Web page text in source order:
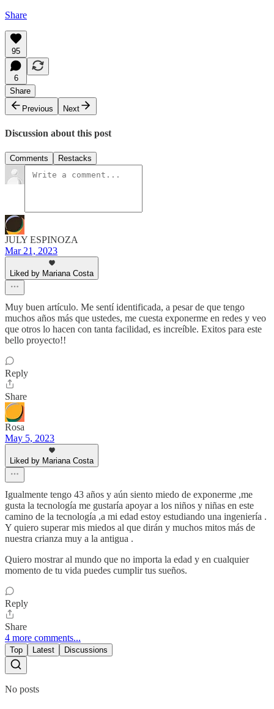
Share
95
6
Share
Previous
Next
Discussion about this post
Comments Restacks
JULY ESPINOZA
Mar 21, 2023
Liked by Mariana Costa
Muy buen artículo. Me sentí identificada, a pesar de que tengo
muchos años más que ustedes, me cuesta exponerme en redes y veo
que otros lo hacen con tanta facilidad, es increíble. Exitos para este
bello proyecto!!
Reply
Share
Rosa
May 5, 2023
Liked by Mariana Costa
Igualmente tengo 43 años y aún siento miedo de exponerme ,me
gusta la tecnología me gustaría apoyar a los niños y niñas en este
camino de la tecnología ,a mi edad estoy estudiando una ingeniería .
Y quiero superar mis miedos al que dirán y muchos mitos más de
nuestra crianza muy a la antigua .
Quiero mostrar al mundo que no importa la edad y en cualquier
momento de tu vida puedes cumplir tus sueños.
Reply
Share
4 more comments...
Top Latest Discussions
No posts